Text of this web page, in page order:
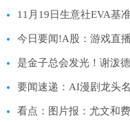
11月19日生意社EVA基
要闻速递：AI漫剧龙头